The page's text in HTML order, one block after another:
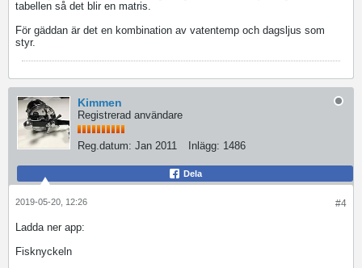
tabellen så det blir en matris.
För gäddan är det en kombination av vatentemp och dagsljus som
styr.
Kimmen
Registrerad användare
Reg.datum: Jan 2011 Inlägg: 1486
Dela
#4
2019-05-20, 12:26
Ladda ner app:
Fisknyckeln